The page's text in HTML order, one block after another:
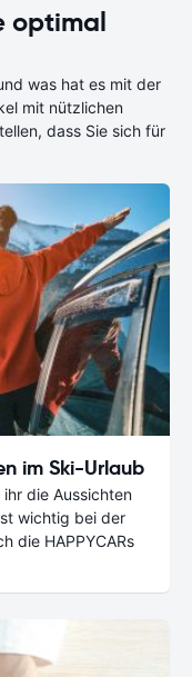
optimal
was hat es mit der
mit nützlichen
dass Sie sich für
im Ski-Urlaub
die Aussichten
wichtig bei der
die HAPPYCARs